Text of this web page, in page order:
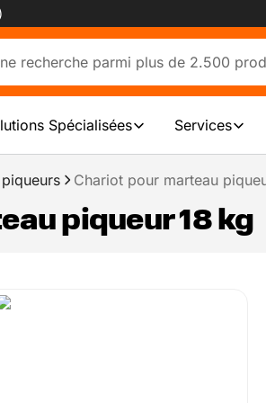
Spécialisées Services
Chariot pour marteau
piqueur 18 kg